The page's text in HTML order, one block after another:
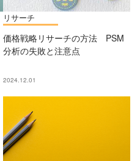
リサーチ
価格戦略リサーチの方法 PSM
分析の失敗と注意点
2024.12.01